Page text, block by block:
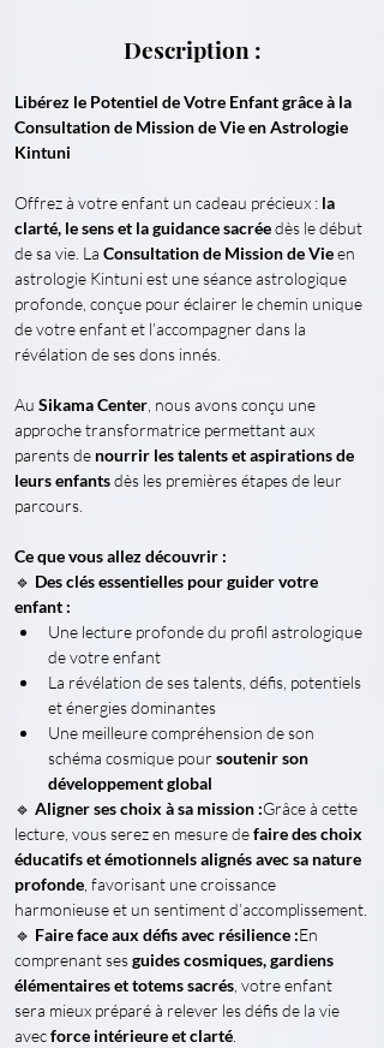
Description :
Libérez le Potentiel de Votre Enfant grâce à la
Consultation de Mission de Vie en Astrologie
Kintuni
Offrez à votre enfant un cadeau précieux : la
clarté, le sens et la guidance sacrée dès le début
de sa vie. La Consultation de Mission de Vie en
astrologie Kintuni est une séance astrologique
profonde, conçue pour éclairer le chemin unique
de votre enfant et l’accompagner dans la
révélation de ses dons innés.
Au Sikama Center , nous avons conçu une
approche transformatrice permettant aux
parents de nourrir les talents et aspirations de
leurs enfants dès les premières étapes de leur
parcours.
Ce que vous allez découvrir :
🔹 Des clés essentielles pour guider votre
enfant :
Une lecture profonde du profil astrologique
de votre enfant
La révélation de ses talents, défis, potentiels
et énergies dominantes
Une meilleure compréhension de son
schéma cosmique pour soutenir son
développement global
🔹 Aligner ses choix à sa mission :Grâce à cette
lecture, vous serez en mesure de faire des choix
éducatifs et émotionnels alignés avec sa nature
profonde , favorisant une croissance
harmonieuse et un sentiment d’accomplissement.
🔹 Faire face aux défis avec résilience :En
comprenant ses guides cosmiques, gardiens
élémentaires et totems sacrés , votre enfant
sera mieux préparé à relever les défis de la vie
avec force intérieure et clarté